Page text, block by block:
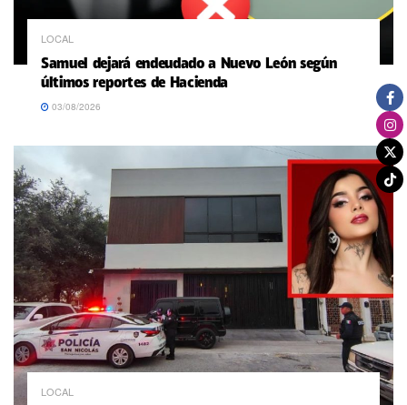
LOCAL
Samuel dejará endeudado a Nuevo León según
últimos reportes de Hacienda
03/08/2026
LOCAL